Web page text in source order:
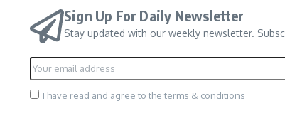
Sign Up For Daily Newsletter
Stay updated with our weekly newsletter.
I have read and agree to the terms & conditions